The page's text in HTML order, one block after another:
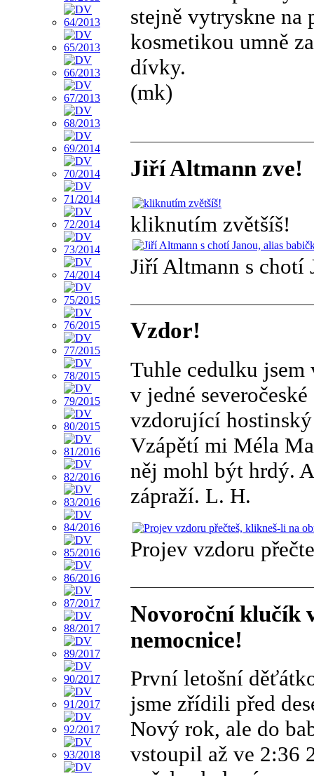
stejně vytryskne na
kosmetikou umně
dívky.
(mk)
Jiří Altmann zve!
kliknutím zvětšíš!
Jiří Altmann s chotí
Vzdor!
Tuhle cedulku jsem
v jedné
vzdorující
Vzápětí mi Méla
něj mohl být hrdý.
zápraží. L. H.
Projev vzdoru
Novoroční klučík
nemocnice!
První letošní
jsme zřídili před
Nový rok, ale do
vstoupil až ve 2:36